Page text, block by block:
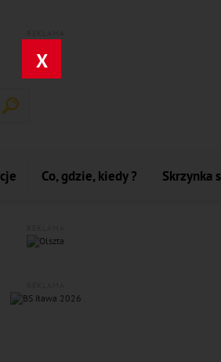
X
Co, gdzie, kiedy ? Skrzynka